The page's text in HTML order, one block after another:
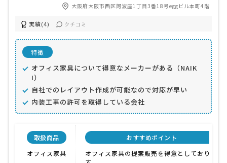
大阪府大阪市西区阿波座1丁目3番18号eggビル本町4階
実績(4) クチコミ
特徴
オフィス家具について得意なメーカーがある（NAIK
I）
自社でのレイアウト作成が可能なので対応が早い
内装工事の許可を取得している会社
取扱商品
オフィス家具
おすすめポイント
オフィス家具の提案販売を得意としておりま